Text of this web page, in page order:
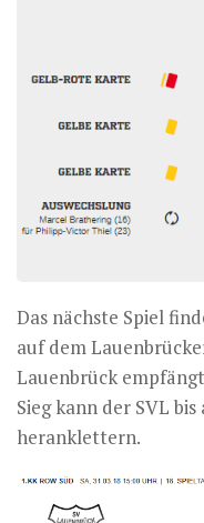
Das nächste Spiel
auf dem
Lauenbrück
Sieg kann der SVL
heranklettern.